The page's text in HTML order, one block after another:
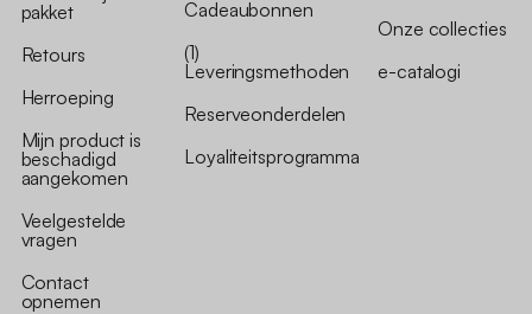
pakket
Retours
Herroeping
Mijn product is
beschadigd
aangekomen
Veelgestelde
vragen
Contact
opnemen
Cadeaubonnen
(1)
Leveringsmethoden
Reserveonderdelen
Loyaliteitsprogramma
Onze collecties
e-catalogi